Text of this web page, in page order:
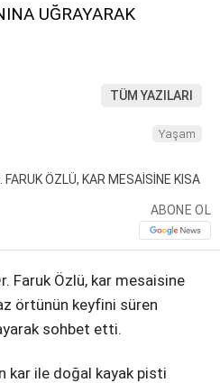
WhatsApp İhbar Hattı
UĞRAYARAK
TÜM YAZILARI
Yaşam
ABONE OL
Faruk Özlü, kar mesaisine
örtünün keyfini süren
sohbet etti.
kar ile doğal kayak pisti